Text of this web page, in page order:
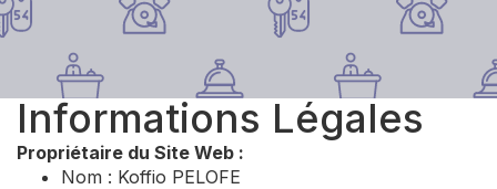
Informations Légales
Propriétaire du Site Web :
Nom : Koffio PELOFE